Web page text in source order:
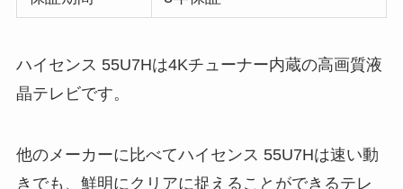
ハイセンス 55U7Hは4Kチューナー内蔵の高画質液
晶テレビです。
他のメーカーに比べてハイセンス 55U7Hは速い動
きでも、鮮明にクリアに捉えることができるテレ